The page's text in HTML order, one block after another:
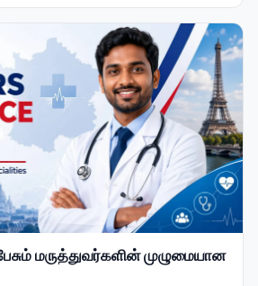
மருத்துவர்களின் முழுமையான